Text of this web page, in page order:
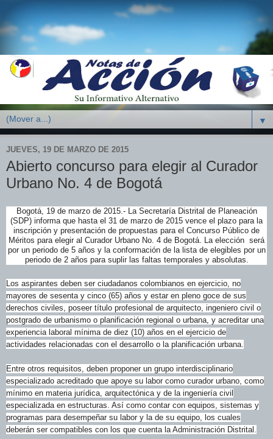
▼
JUEVES, 19 DE MARZO DE 2015
Abierto concurso para elegir al Curador
Urbano No. 4 de Bogotá
Bogotá, 19 de marzo de 2015.- La Secretaría Distrital de Planeación
(SDP) informa que hasta el 31 de marzo de 2015 vence el plazo para la
inscripción y presentación de propuestas para el Concurso Público de
Méritos para elegir al Curador Urbano No. 4 de Bogotá. La elección será
por un periodo de 5 años y la conformación de la lista de elegibles por un
periodo de 2 años para suplir las faltas temporales y absolutas.
Los aspirantes deben ser ciudadanos colombianos en ejercicio, no
mayores de sesenta y cinco (65) años y estar en pleno goce de sus
derechos civiles, poseer título profesional de arquitecto, ingeniero civil o
postgrado de urbanismo o planificación regional o urbana, y acreditar una
experiencia laboral mínima de diez (10) años en el ejercicio de
actividades relacionadas con el desarrollo o la planificación urbana.
Entre otros requisitos, deben proponer un grupo interdisciplinario
especializado acreditado que apoye su labor como curador urbano, como
mínimo en materia jurídica, arquitectónica y de la ingeniería civil
especializada en estructuras. Así como contar con equipos, sistemas y
programas para desempeñar su labor y la de su equipo, los cuales
deberán ser compatibles con los que cuenta la Administración Distrital.